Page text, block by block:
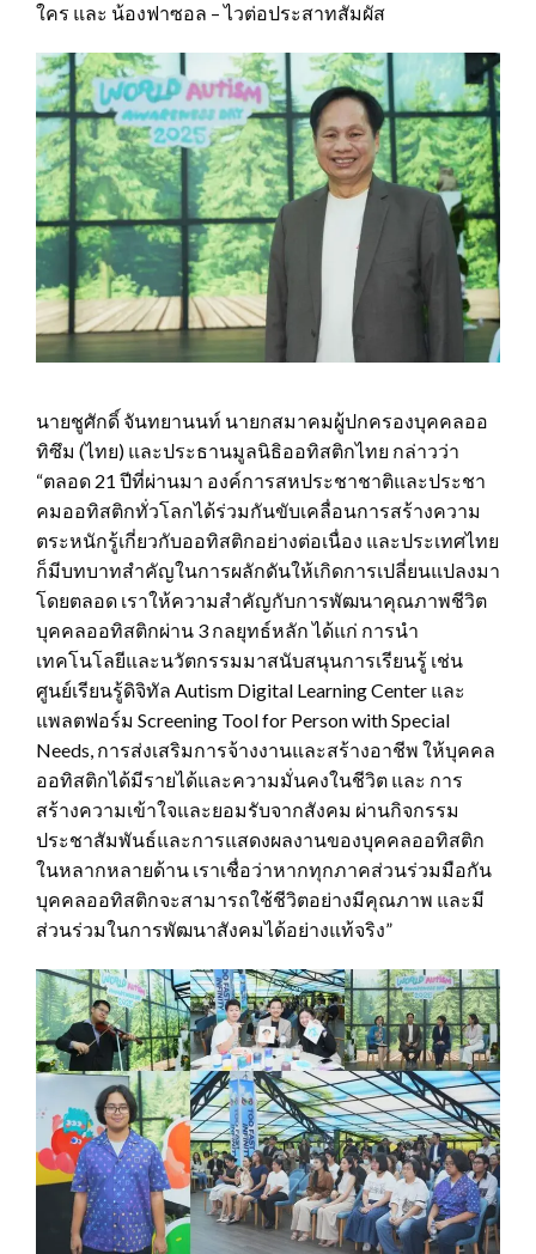
ใคร และ น้องฟาซอล – ไวต่อประสาทสัมผัส
นายชูศักดิ์ จันทยานนท์ นายกสมาคมผู้ปกครองบุคคลออ
ทิซึม (ไทย) และประธานมูลนิธิออทิสติกไทย กล่าวว่า
“ตลอด 21 ปีที่ผ่านมา องค์การสหประชาชาติและประชา
คมออทิสติกทั่วโลกได้ร่วมกันขับเคลื่อนการสร้างความ
ตระหนักรู้เกี่ยวกับออทิสติกอย่างต่อเนื่อง และประเทศไทย
ก็มีบทบาทสำคัญในการผลักดันให้เกิดการเปลี่ยนแปลงมา
โดยตลอด เราให้ความสำคัญกับการพัฒนาคุณภาพชีวิต
บุคคลออทิสติกผ่าน 3 กลยุทธ์หลัก ได้แก่ การนำ
เทคโนโลยีและนวัตกรรมมาสนับสนุนการเรียนรู้ เช่น
ศูนย์เรียนรู้ดิจิทัล Autism Digital Learning Center และ
แพลตฟอร์ม Screening Tool for Person with Special
Needs, การส่งเสริมการจ้างงานและสร้างอาชีพ ให้บุคคล
ออทิสติกได้มีรายได้และความมั่นคงในชีวิต และ การ
สร้างความเข้าใจและยอมรับจากสังคม ผ่านกิจกรรม
ประชาสัมพันธ์และการแสดงผลงานของบุคคลออทิสติก
ในหลากหลายด้าน เราเชื่อว่าหากทุกภาคส่วนร่วมมือกัน
บุคคลออทิสติกจะสามารถใช้ชีวิตอย่างมีคุณภาพ และมี
ส่วนร่วมในการพัฒนาสังคมได้อย่างแท้จริง”